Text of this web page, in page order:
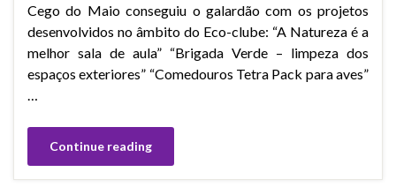
Cego do Maio conseguiu o galardão com os projetos
desenvolvidos no âmbito do Eco-clube: “A Natureza é a
melhor sala de aula” “Brigada Verde – limpeza dos
espaços exteriores” “Comedouros Tetra Pack para aves”
…
Continue reading